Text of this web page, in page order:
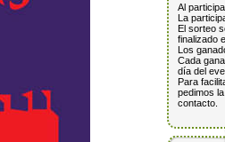
Al
La
El sorteo
finalizado
Los
Cada
día del
Para
pedimos
contacto.